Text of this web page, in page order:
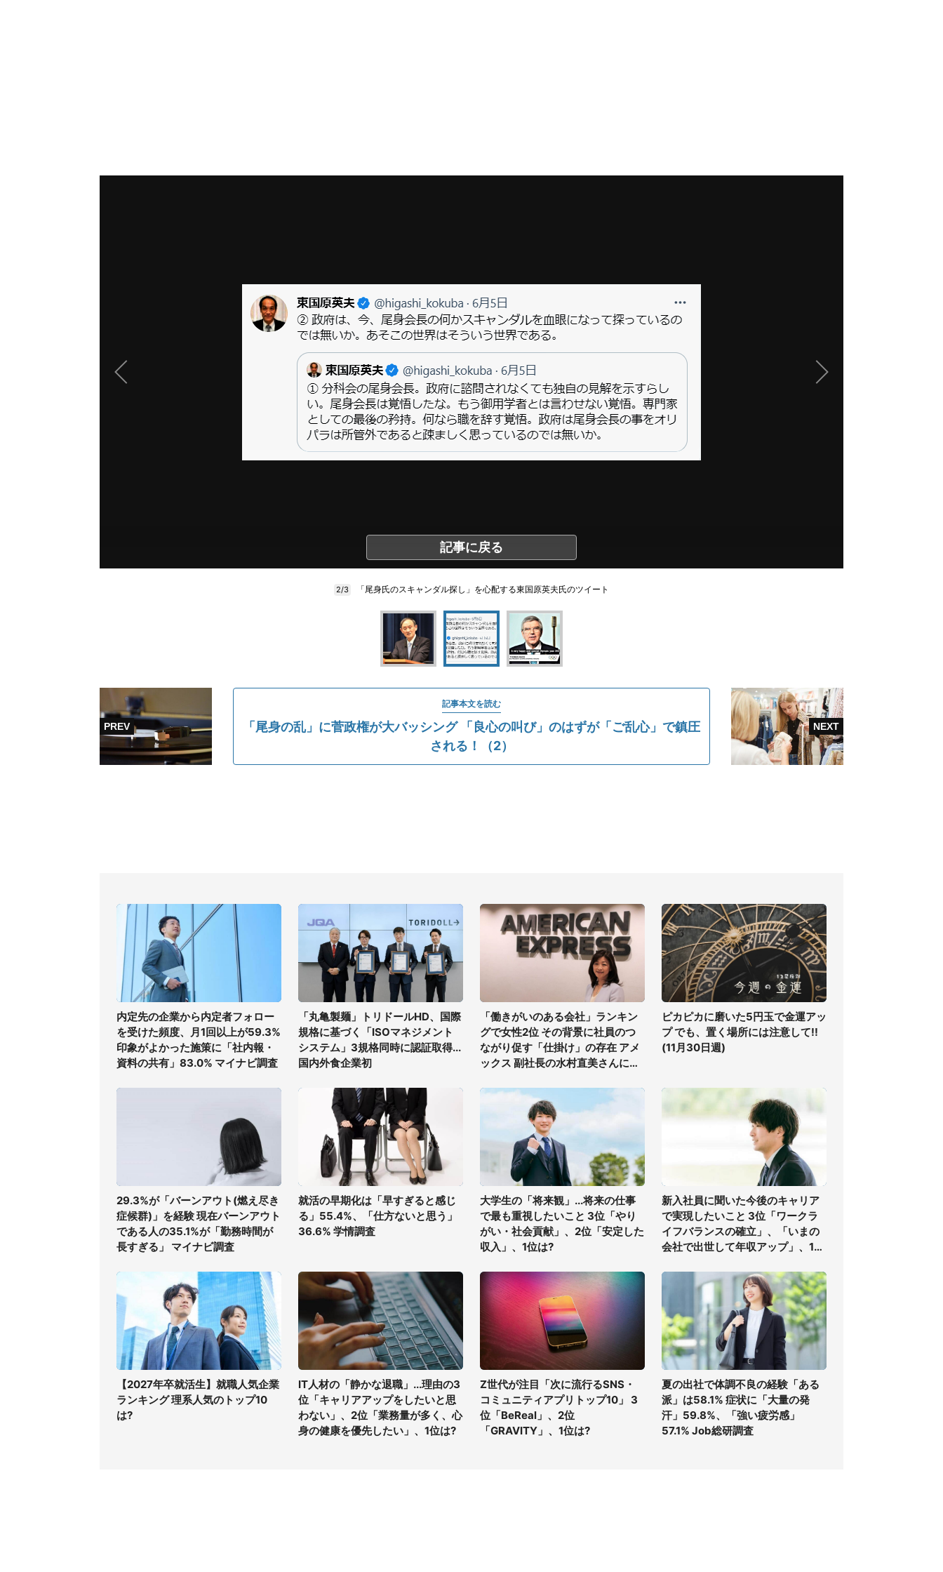
記事に戻る
2/3 「尾身氏のスキャンダル探し」を心配する東国原英夫氏のツイート
記事本文を読む
「尾身の乱」に菅政権が大バッシング 「良心の叫び」のはずが「ご乱心」で鎮圧
される！（2）
内定先の企業から内定者フォロー
を受けた頻度、月1回以上が59.3%
印象がよかった施策に「社内報・
資料の共有」83.0% マイナビ調査
「丸亀製麺」トリドールHD、国際
規格に基づく「ISOマネジメント
システム」3規格同時に認証取得...
国内外食企業初
「働きがいのある会社」ランキン
グで女性2位 その背景に社員のつ
ながり促す「仕掛け」の存在 アメ
ックス 副社長の水村直美さんに聞
ピカピカに磨いた5円玉で金運アッ
プ でも、置く場所には注意して!!
(11月30日週)
29.3%が「バーンアウト(燃え尽き
症候群)」を経験 現在バーンアウト
である人の35.1%が「勤務時間が
長すぎる」 マイナビ調査
就活の早期化は「早すぎると感じ
る」55.4%、「仕方ないと思う」
36.6% 学情調査
大学生の「将来観」...将来の仕事
で最も重視したいこと 3位「やり
がい・社会貢献」、2位「安定した
収入」、1位は?
新入社員に聞いた今後のキャリア
で実現したいこと 3位「ワークラ
イフバランスの確立」、「いまの
会社で出世して年収アップ」、1位
【2027年卒就活生】就職人気企業
ランキング 理系人気のトップ10
は?
IT人材の「静かな退職」...理由の3
位「キャリアアップをしたいと思
わない」、2位「業務量が多く、心
身の健康を優先したい」、1位は?
Z世代が注目「次に流行るSNS・
コミュニティアプリトップ10」 3
位「BeReal」、2位
「GRAVITY」、1位は?
夏の出社で体調不良の経験「ある
派」は58.1% 症状に「大量の発
汗」59.8%、「強い疲労感」
57.1% Job総研調査